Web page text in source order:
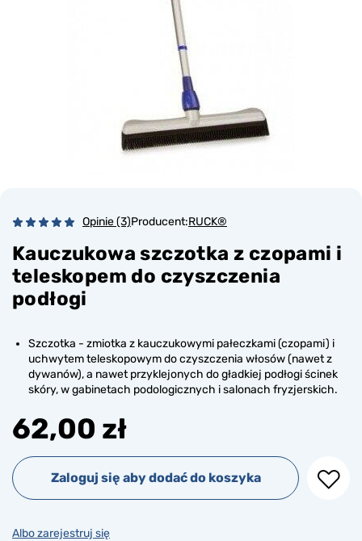
Opinie (3)Producent:RUCK®
Kauczukowa szczotka z czopami i
teleskopem do czyszczenia
podłogi
Szczotka - zmiotka z kauczukowymi pałeczkami (czopami) i
uchwytem teleskopowym do czyszczenia włosów (nawet z
dywanów), a nawet przyklejonych do gładkiej podłogi ścinek
skóry, w gabinetach podologicznych i salonach fryzjerskich.
62,00 zł
Zaloguj się aby dodać do koszyka
Albo zarejestruj się